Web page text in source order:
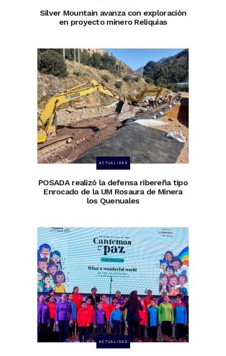
Silver Mountain avanza con exploración
en proyecto minero Reliquias
ACTUALIDAD
POSADA realizó la defensa ribereña tipo
Enrocado de la UM Rosaura de Minera
los Quenuales
ACTUALIDAD